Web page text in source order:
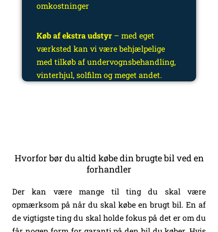
omkostninger
Køb af ekstra udstyr– med eget
værksted kan vi være behjælpelige
med tilkøb af undervognsbehandling,
vinterhjul, solfilm og meget andet.
Hvorfor bør du altid købe din brugte bil ved en
forhandler
Der kan være mange til ting du skal være
opmærksom på når du skal købe en brugt bil. En af
de vigtigste ting du skal holde fokus på det er om du